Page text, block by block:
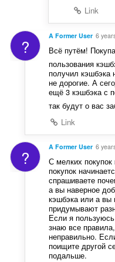
Link
? A Former User 6
Всё путём!
пользования
получил кэшбэка
не дорогие. А
ещё 3 кэшбэка с
так будут о вас
Link
? A Former User 6
С мелких
покупок
спрашиваете
а вы наверное
кэшбэка или а вы
придумывают
Если я
знаю все
неправильно.
поищите другой
подальше.